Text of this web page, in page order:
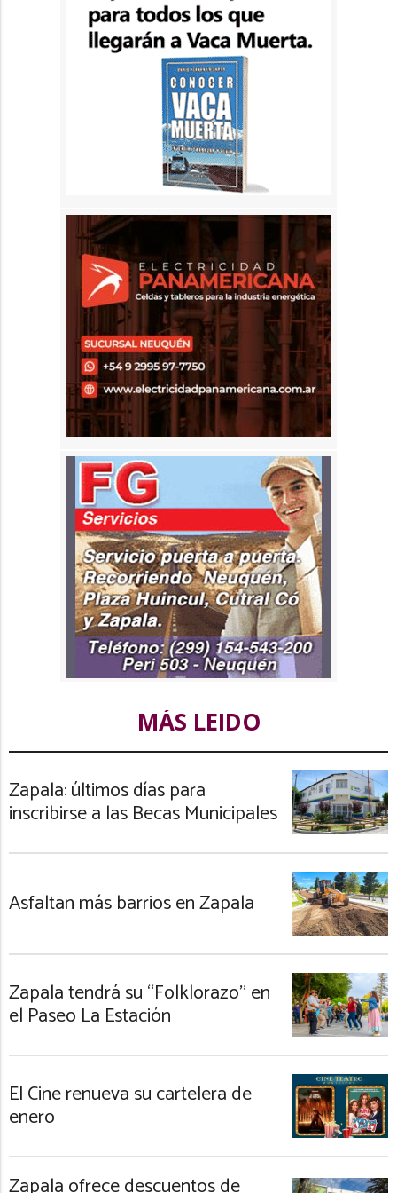
MÁS LEIDO
Zapala: últimos días para
inscribirse a las Becas Municipales
Asfaltan más barrios en Zapala
Zapala tendrá su “Folklorazo” en
el Paseo La Estación
El Cine renueva su cartelera de
enero
Zapala ofrece descuentos de